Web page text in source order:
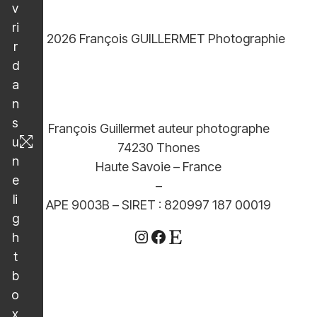
v
ri
r
d
a
n
s
u
n
e
li
g
h
t
b
o
x
© 2026 François GUILLERMET Photographie
François Guillermet auteur photographe
74230 Thones
Haute Savoie – France
–
APE 9003B – SIRET : 820997 187 00019
Instagram
Facebook
Etsy